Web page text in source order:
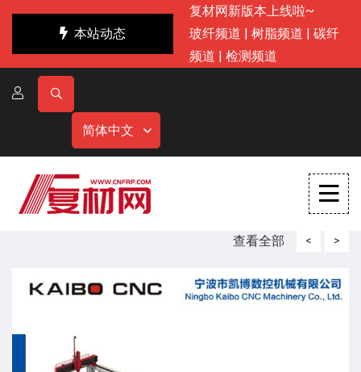
本站动态
复材网新版本上线啦~
玻纤频道 | 树脂频道 | 碳纤
频道 | 检测频道
简体中文
查看全部 < >